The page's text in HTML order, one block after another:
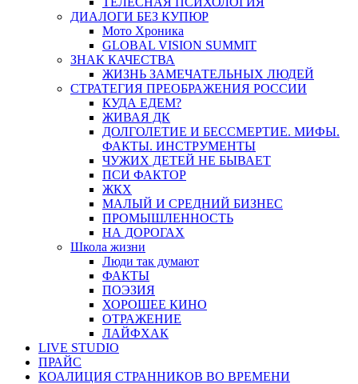
ДИАЛОГИ БЕЗ КУПЮР
Мото Хроника
GLOBAL VISION SUMMIT
ЗНАК КАЧЕСТВА
ЖИЗНЬ ЗАМЕЧАТЕЛЬНЫХ ЛЮДЕЙ
СТРАТЕГИЯ ПРЕОБРАЖЕНИЯ РОССИИ
КУДА ЕДЕМ?
ЖИВАЯ ДК
ДОЛГОЛЕТИЕ И БЕССМЕРТИЕ. МИФЫ.
ФАКТЫ. ИНСТРУМЕНТЫ
ЧУЖИХ ДЕТЕЙ НЕ БЫВАЕТ
ПСИ ФАКТОР
ЖКХ
МАЛЫЙ И СРЕДНИЙ БИЗНЕС
ПРОМЫШЛЕННОСТЬ
НА ДОРОГАХ
Школа жизни
Люди так думают
ФАКТЫ
ПОЭЗИЯ
ХОРОШЕЕ КИНО
ОТРАЖЕНИЕ
ЛАЙФХАК
LIVE STUDIO
ПРАЙС
КОАЛИЦИЯ СТРАННИКОВ ВО ВРЕМЕНИ